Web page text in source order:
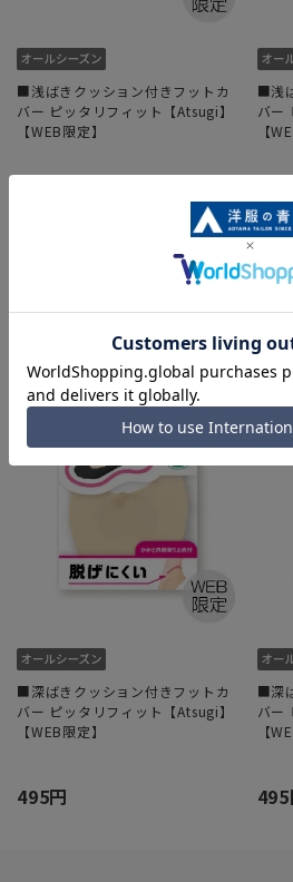
■浅ばきクッション付きフットカ
バー ピッタリフィット【Atsugi】
【WEB限定】
■浅
バー
【
■深ばきクッション付きフットカ
バー ピッタリフィット【Atsugi】
【WEB限定】
495円
■深
バー
【